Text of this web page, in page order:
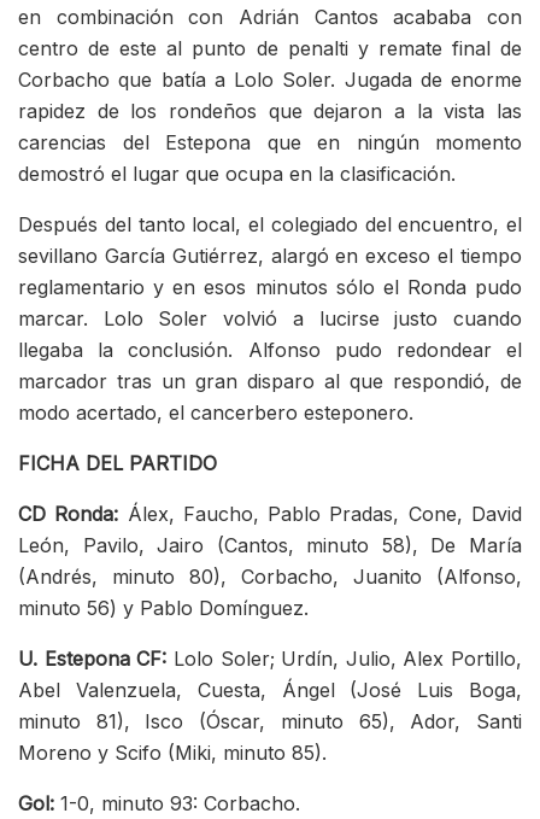
en combinación con Adrián Cantos acababa con
centro de este al punto de penalti y remate final de
Corbacho que batía a Lolo Soler. Jugada de enorme
rapidez de los rondeños que dejaron a la vista las
carencias del Estepona que en ningún momento
demostró el lugar que ocupa en la clasificación.
Después del tanto local, el colegiado del encuentro, el
sevillano García Gutiérrez, alargó en exceso el tiempo
reglamentario y en esos minutos sólo el Ronda pudo
marcar. Lolo Soler volvió a lucirse justo cuando
llegaba la conclusión. Alfonso pudo redondear el
marcador tras un gran disparo al que respondió, de
modo acertado, el cancerbero esteponero.
FICHA DEL PARTIDO
CD Ronda: Álex, Faucho, Pablo Pradas, Cone, David
León, Pavilo, Jairo (Cantos, minuto 58), De María
(Andrés, minuto 80), Corbacho, Juanito (Alfonso,
minuto 56) y Pablo Domínguez.
U. Estepona CF: Lolo Soler; Urdín, Julio, Alex Portillo,
Abel Valenzuela, Cuesta, Ángel (José Luis Boga,
minuto 81), Isco (Óscar, minuto 65), Ador, Santi
Moreno y Scifo (Miki, minuto 85).
Gol: 1-0, minuto 93: Corbacho.